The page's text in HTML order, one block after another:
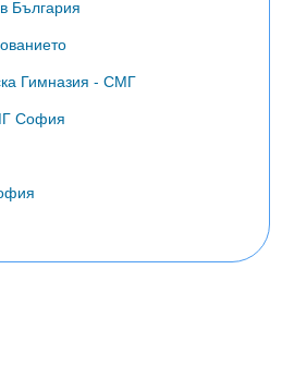
България
Гимназия - СМГ
София